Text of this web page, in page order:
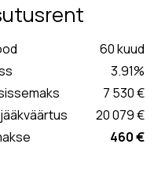
60kuud
3.91%
7 530 €
20 079 €
460 €